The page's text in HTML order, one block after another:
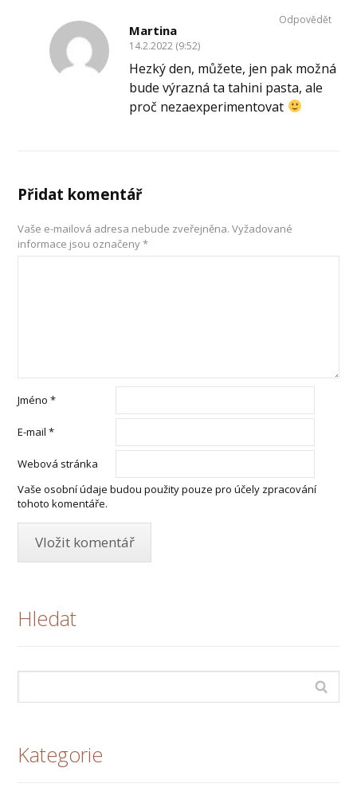
Martina
14.2.2022 (9:52)
Hezký den, můžete, jen pak možná
bude výrazná ta tahini pasta, ale
proč nezaexperimentovat
Odpovědět
Přidat komentář
Vaše e-mailová adresa nebude zveřejněna. Vyžadované
informace jsou označeny*
Jméno*
E-mail*
Webová stránka
Vaše osobní údaje budou použity pouze pro účely zpracování
tohoto komentáře.
Hledat
Kategorie